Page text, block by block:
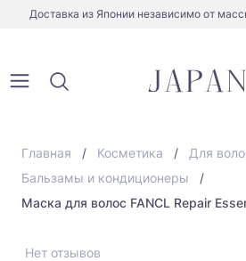
Доставка из Японии независимо от
Главная Косметика
Для
Бальзамы и кондиционеры
Маска для волос FANCL Repair
Нет отзывов